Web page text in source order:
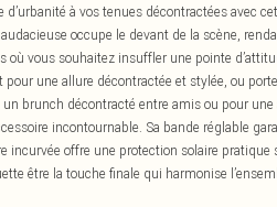
d’urbanité à vos tenues décontractées avec
occupe le devant de la scène,
où vous souhaitez insuffler une pointe
une allure décontractée et stylée, ou
un brunch décontracté entre amis ou pour
incontournable. Sa bande réglable
incurvée offre une protection solaire
être la touche finale qui harmonise